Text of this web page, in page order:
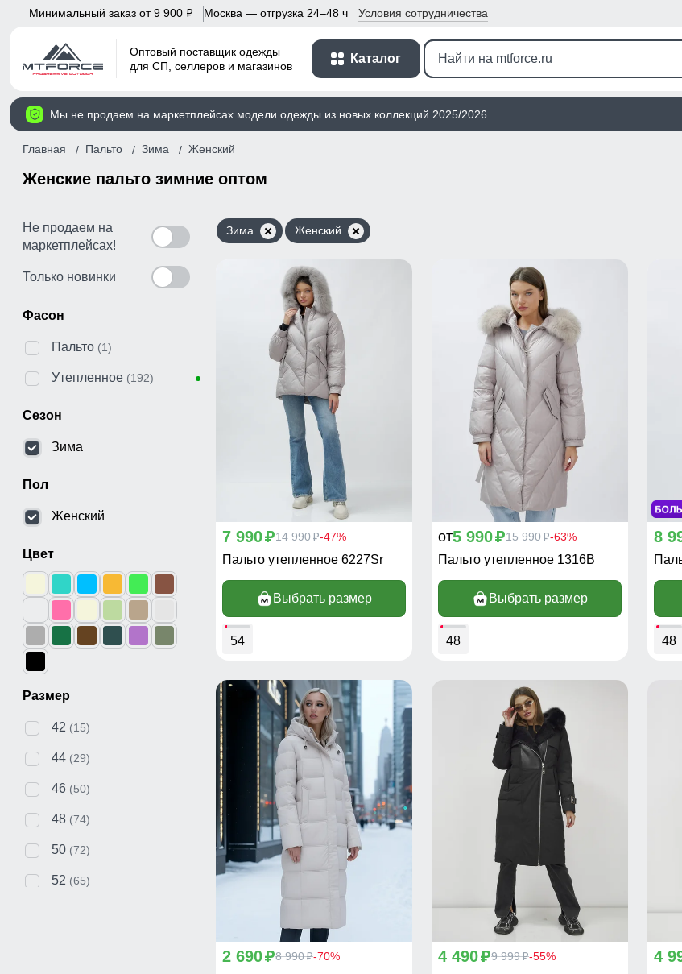
Минимальный заказ от 9 900 p Москва — отгрузка 24–48 ч Условия сотрудничества
Оптовый поставщик одежды
для СП, селлеров и магазинов
Каталог
Мы не продаем на маркетплейсах модели одежды из новых коллекций 2025/2026
Главная Пальто Зима Женский
Женские пальто зимние оптом
Не продаем на
маркетплейсах!
Только новинки
Фасон
Пальто (1)
Утепленное (192)
Сезон
Зима
Пол
Женский
Цвет
Размер
42 (15)
44 (29)
46 (50)
48 (74)
50 (72)
52 (65)
Зима Женский
7 990p14 990p-47%
Пальто утепленное 6227Sr
Выбрать размер
54
от5 990p15 990p-63%
Пальто утепленное 1316B
Выбрать размер
48
8
48
2 690p8 990p-70% 4 490p9 999p-55% 4